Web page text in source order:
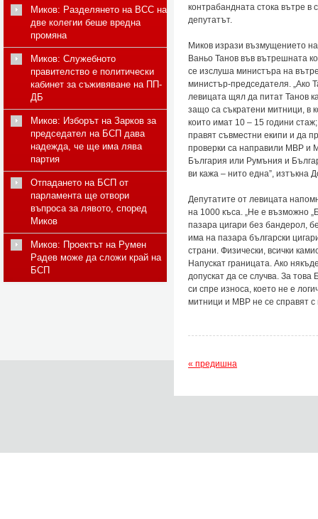
контрабандната стока вътре в
депутатът.
Миков изрази възмущението
Ваньо Танов във вътрешната
се изслуша министъра на
министър-председателя. „Ако
левицата щял да питат Танов
защо са съкратени митници, в
които имат 10 – 15 години
правят съвместни екипи и да
проверки са направили МВР и
България или Румъния и
ви кажа – нито една”, изтъкна
Депутатите от левицата
на 1000 къса. „Не е възможно
пазара цигари без бандерол,
има на пазара български
страни. Физически, всички
Напускат границата. Ако
допускат да се случва. За
си спре износа, което не е
митници и МВР не се справят
« предишна
Миков: Разделянето на ВСС на
две колегии беше вредна
промяна
Миков: Служебното
правителство е политически
кабинет за съживяване на ПП-
ДБ
Миков: Изборът на Зарков за
председател на БСП дава
надежда, че ще има лява
партия
Отпадането на БСП от
парламента ще отвори
въпроса за лявото, според
Миков
Миков: Проектът на Румен
Радев може да сложи край на
БСП